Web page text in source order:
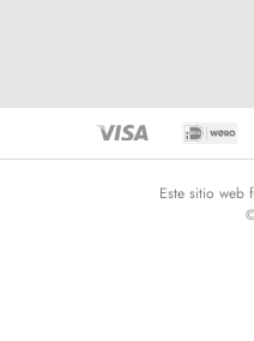
Este sitio web